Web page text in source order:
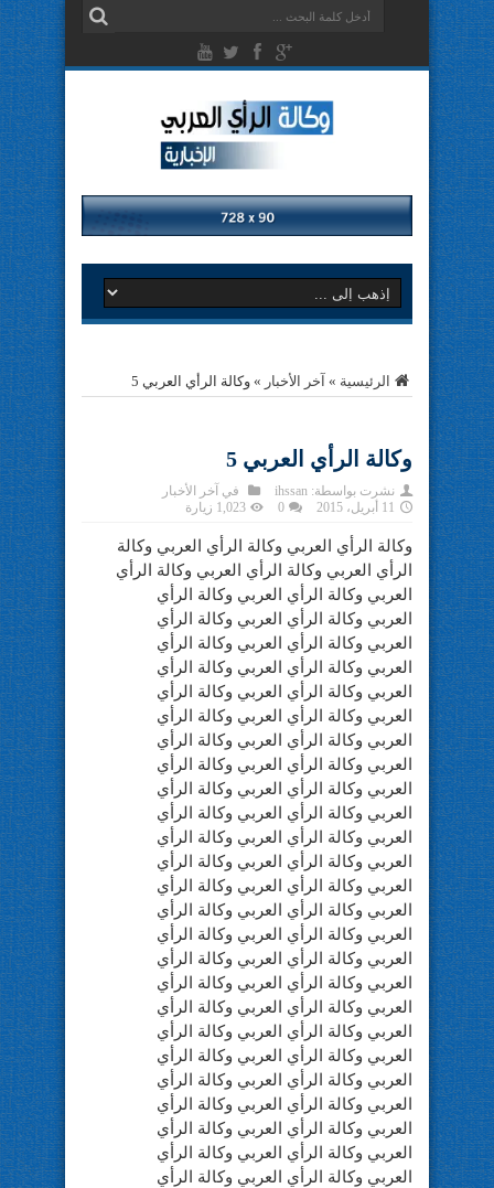
الرئيسية » آخر الأخبار » وكالة الرأي العربي 5
وكالة الرأي العربي 5
نشرت بواسطة: ihssan في آخر الأخبار
11 أبريل، 2015
0 1,023 زيارة
وكالة الرأي العربي وكالة الرأي العربي وكالة
الرأي العربي وكالة الرأي العربي وكالة الرأي
العربي وكالة الرأي العربي وكالة الرأي
العربي وكالة الرأي العربي وكالة الرأي
العربي وكالة الرأي العربي وكالة الرأي
العربي وكالة الرأي العربي وكالة الرأي
العربي وكالة الرأي العربي وكالة الرأي
العربي وكالة الرأي العربي وكالة الرأي
العربي وكالة الرأي العربي وكالة الرأي
العربي وكالة الرأي العربي وكالة الرأي
العربي وكالة الرأي العربي وكالة الرأي
العربي وكالة الرأي العربي وكالة الرأي
العربي وكالة الرأي العربي وكالة الرأي
العربي وكالة الرأي العربي وكالة الرأي
العربي وكالة الرأي العربي وكالة الرأي
العربي وكالة الرأي العربي وكالة الرأي
العربي وكالة الرأي العربي وكالة الرأي
العربي وكالة الرأي العربي وكالة الرأي
العربي وكالة الرأي العربي وكالة الرأي
العربي وكالة الرأي العربي وكالة الرأي
العربي وكالة الرأي العربي وكالة الرأي
العربي وكالة الرأي العربي وكالة الرأي
العربي وكالة الرأي العربي وكالة الرأي
العربي وكالة الرأي العربي وكالة الرأي
العربي وكالة الرأي العربي وكالة الرأي
العربي وكالة الرأي العربي وكالة الرأي
العربي وكالة الرأي العربي وكالة الرأي